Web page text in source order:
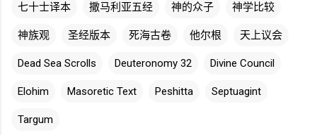
七十士译本 撒马利亚五经 神的众子 神学比较
神族观 圣经版本 死海古卷 他尔根 天上议会
Dead Sea Scrolls Deuteronomy 32 Divine Council
Elohim Masoretic Text Peshitta Septuagint
Targum